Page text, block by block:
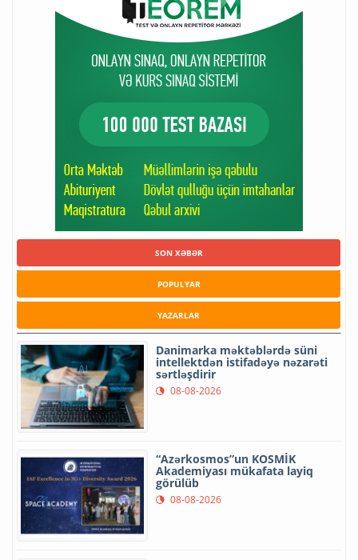
SON XƏBƏR
POPULYAR
YAZARLAR
Danimarka məktəblərdə süni
intellektdən istifadəyə nəzarəti
sərtləşdirir
08-08-2026
“Azərkosmos”un KOSMİK
Akademiyası mükafata layiq
görülüb
08-08-2026